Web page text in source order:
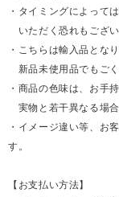
・タイミングによって
いただく恐れもござ
・こちらは輸入品とな
新品未使用品でもご
・商品の色味は、お手
実物と若干異なる場合
・イメージ違い等、お
す。
【お支払い方法】